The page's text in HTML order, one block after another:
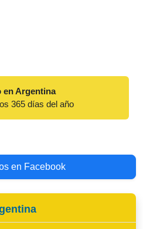
en Argentina
365 días del año
en Facebook